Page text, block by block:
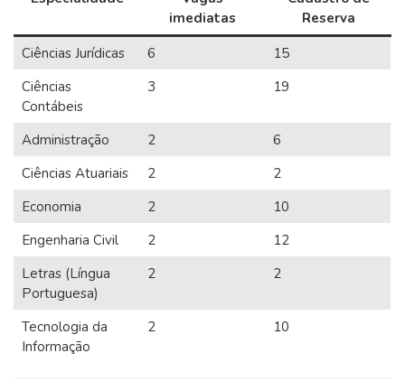
imediatas
Reserva
Ciências Jurídicas
6
15
Ciências
Contábeis
3 19
Administração 2
6
Ciências Atuariais
2
2
Economia
2
10
Engenharia Civil
2
12
Letras (Língua
Portuguesa)
2 2
Tecnologia da
Informação
2 10